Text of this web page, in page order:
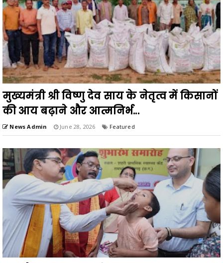
मुख्यमंत्री श्री विष्णु देव साय के नेतृत्व में किसानों
की आय बढ़ाने और आत्मनिर्भ...
News Admin June 28, 2026 Featured